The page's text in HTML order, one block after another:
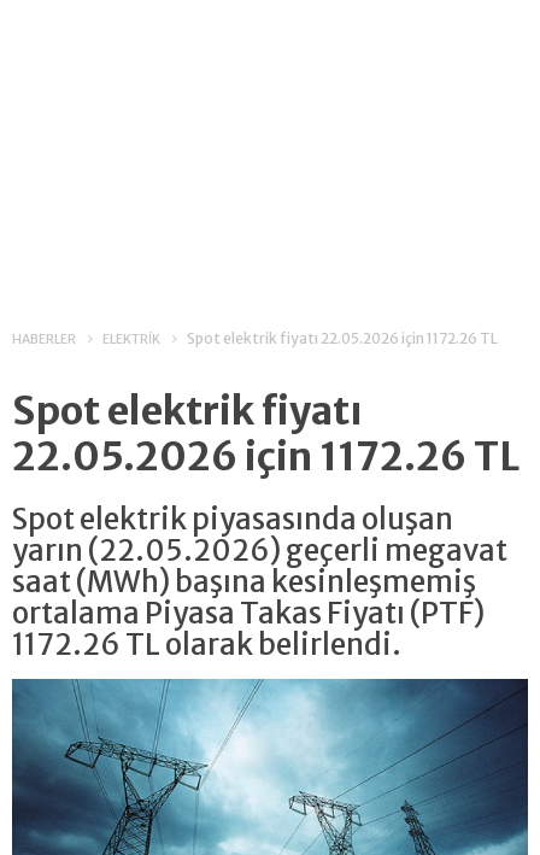
HABERLER ELEKTRİK Spot elektrik fiyatı 22.05.2026 için 1172.26 TL
Spot elektrik fiyatı
22.05.2026 için 1172.26 TL
Spot elektrik piyasasında oluşan
yarın (22.05.2026) geçerli megavat
saat (MWh) başına kesinleşmemiş
ortalama Piyasa Takas Fiyatı (PTF)
1172.26 TL olarak belirlendi.